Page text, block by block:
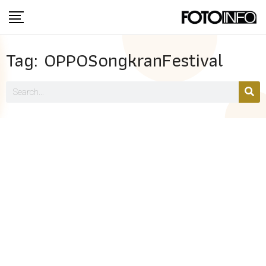
Tag: OPPOSongkranFestival